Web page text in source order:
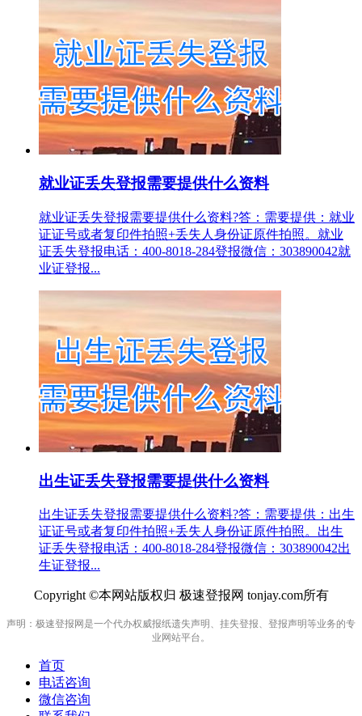
就业证丢失登报需要提供什么资料
就业证丢失登报需要提供什么资料?答：需要提供：就业
证证号或者复印件拍照+丢失人身份证原件拍照。就业
证丢失登报电话：400-8018-284登报微信：303890042就
业证登报...
出生证丢失登报需要提供什么资料
出生证丢失登报需要提供什么资料?答：需要提供：出生
证证号或者复印件拍照+丢失人身份证原件拍照。出生
证丢失登报电话：400-8018-284登报微信：303890042出
生证登报...
Copyright ©本网站版权归 极速登报网 tonjay.com所有
声明：极速登报网是一个代办权威报纸遗失声明、挂失登报、登报声明等业务的专
业网站平台。
首页
电话咨询
微信咨询